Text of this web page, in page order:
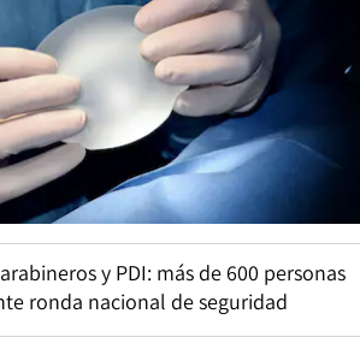
y PDI: más de 600 personas
ronda nacional de seguridad